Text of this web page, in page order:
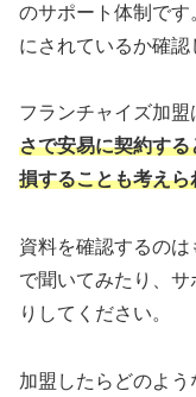
のサポート体制で
にされているか確認
フランチャイズ加盟
さで安易に契約す
損することも考えら
資料を確認するの
で聞いてみたり、
りしてください。
加盟したらどのよう